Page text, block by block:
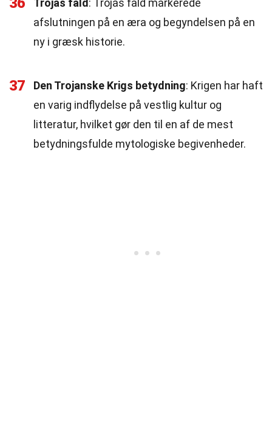
Trojas fald : Trojas fald markerede
afslutningen på en æra og begyndelsen på en
ny i græsk historie.
37 Den Trojanske Krigs betydning: Krigen har haft
en varig indflydelse på vestlig kultur og
litteratur, hvilket gør den til en af de mest
betydningsfulde mytologiske begivenheder.